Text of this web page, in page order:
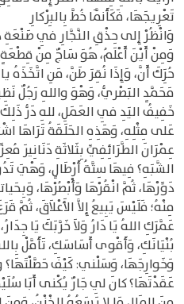
تَعْرِيجَهَا، فَكَأَنَّمَا خُطَّ بِالبِرْكارِ
وَانْظُرْ إِلى حِذْقِ النَّجَّارِ فِي صَنْعَةِ
وَمِنْ أَيْنَ أَعْلَمُ، هُوَ سَاجٌ مِنْ قِطْعَةٍ
حُرَِكَ أَنَّ، وَإِذَا نُقِرَ طَنَّ، مَنِ اتَّخَذَهُ
مَحَمَّدٍ البَصْريُّ، وَهْوَ واللهِ رَجُلٌ
خَفِيفُ اليَدِ فِي العَمَلِ، للهِ دَرُّ ذَلِكَ
عَلى مِثْلِهِ، وَهَذِهِ الحَلَقَةُ تَرَاهَا
عِمْرَانَ الطَّرَائِفِيِّ بِثَلاثَةِ دَنَانِيرَ
الشَّبَهِ؟ فِيهَا سِتَّةُ أَرْطَالٍ، وَهْيَ
دَوِّرْهَا، ثُمَّ انْقُرْهَا وَأْبْصُرْهَا،
مِنْهُ؛ فَلَيْسَ يَبِيعُ إِلاَّ الأَعْلاَقَ، ثُمَّ
عَمَّرَكِ اللهُ يَا دَارُ وَلاَ خَرَّبَكَ يَا
بُنْيَانَكِ، وَأَقْوى أَسَاسَكِ، تَأَمَّلْ
وَخَوارِجَهَا، وَسَلْني: كَيْفَ حَصَّلْتَهَا؟
عَقَدْتَهَا؟ كانَ لِي جَارٌ يُكْنى أَبَا